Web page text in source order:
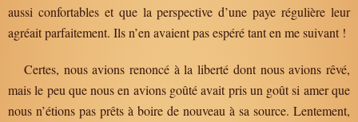
aussi confortables et que la perspective d’une paye régulière leur
agréait parfaitement. Ils n’en avaient pas espéré tant en me suivant !
Certes, nous avions renoncé à la liberté dont nous avions rêvé,
mais le peu que nous en avions goûté avait pris un goût si amer que
nous n’étions pas prêts à boire de nouveau à sa source. Lentement,